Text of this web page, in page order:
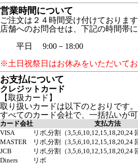
営業時間について
ご注文は２４時間受け付けております
店舗へのお問合せは、下記の時間帯
平日 9:00－18:00
※土日祝祭日はお休みをいただいてお
お支払について
クレジットカード
【取扱カード】
取り扱いカードは以下のとおりです。
すべてのカード会社で、一括払いが
カード会社
支払方法
VISA
リボ,分割（3,5,6,10,12,15,18,20,24
MASTER
リボ,分割（3,5,6,10,12,15,18,20,24
JCB
リボ,分割（3,5,6,10,12,15,18,20,24
Diners
リボ